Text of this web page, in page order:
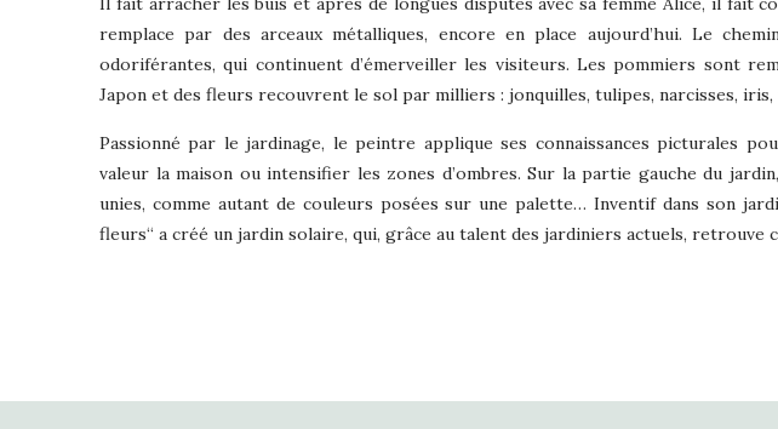
remplace par des arceaux métalliques, encore en place aujourd’hui. Le
odoriférantes, qui continuent d’émerveiller les visiteurs. Les pommiers sont
Japon et des fleurs recouvrent le sol par milliers : jonquilles, tulipes, narcisses,
Passionné par le jardinage, le peintre applique ses connaissances picturales
valeur la maison ou intensifier les zones d’ombres. Sur la partie gauche du
unies, comme autant de couleurs posées sur une palette… Inventif dans son
fleurs“ a créé un jardin solaire, qui, grâce au talent des jardiniers actuels, retrouve